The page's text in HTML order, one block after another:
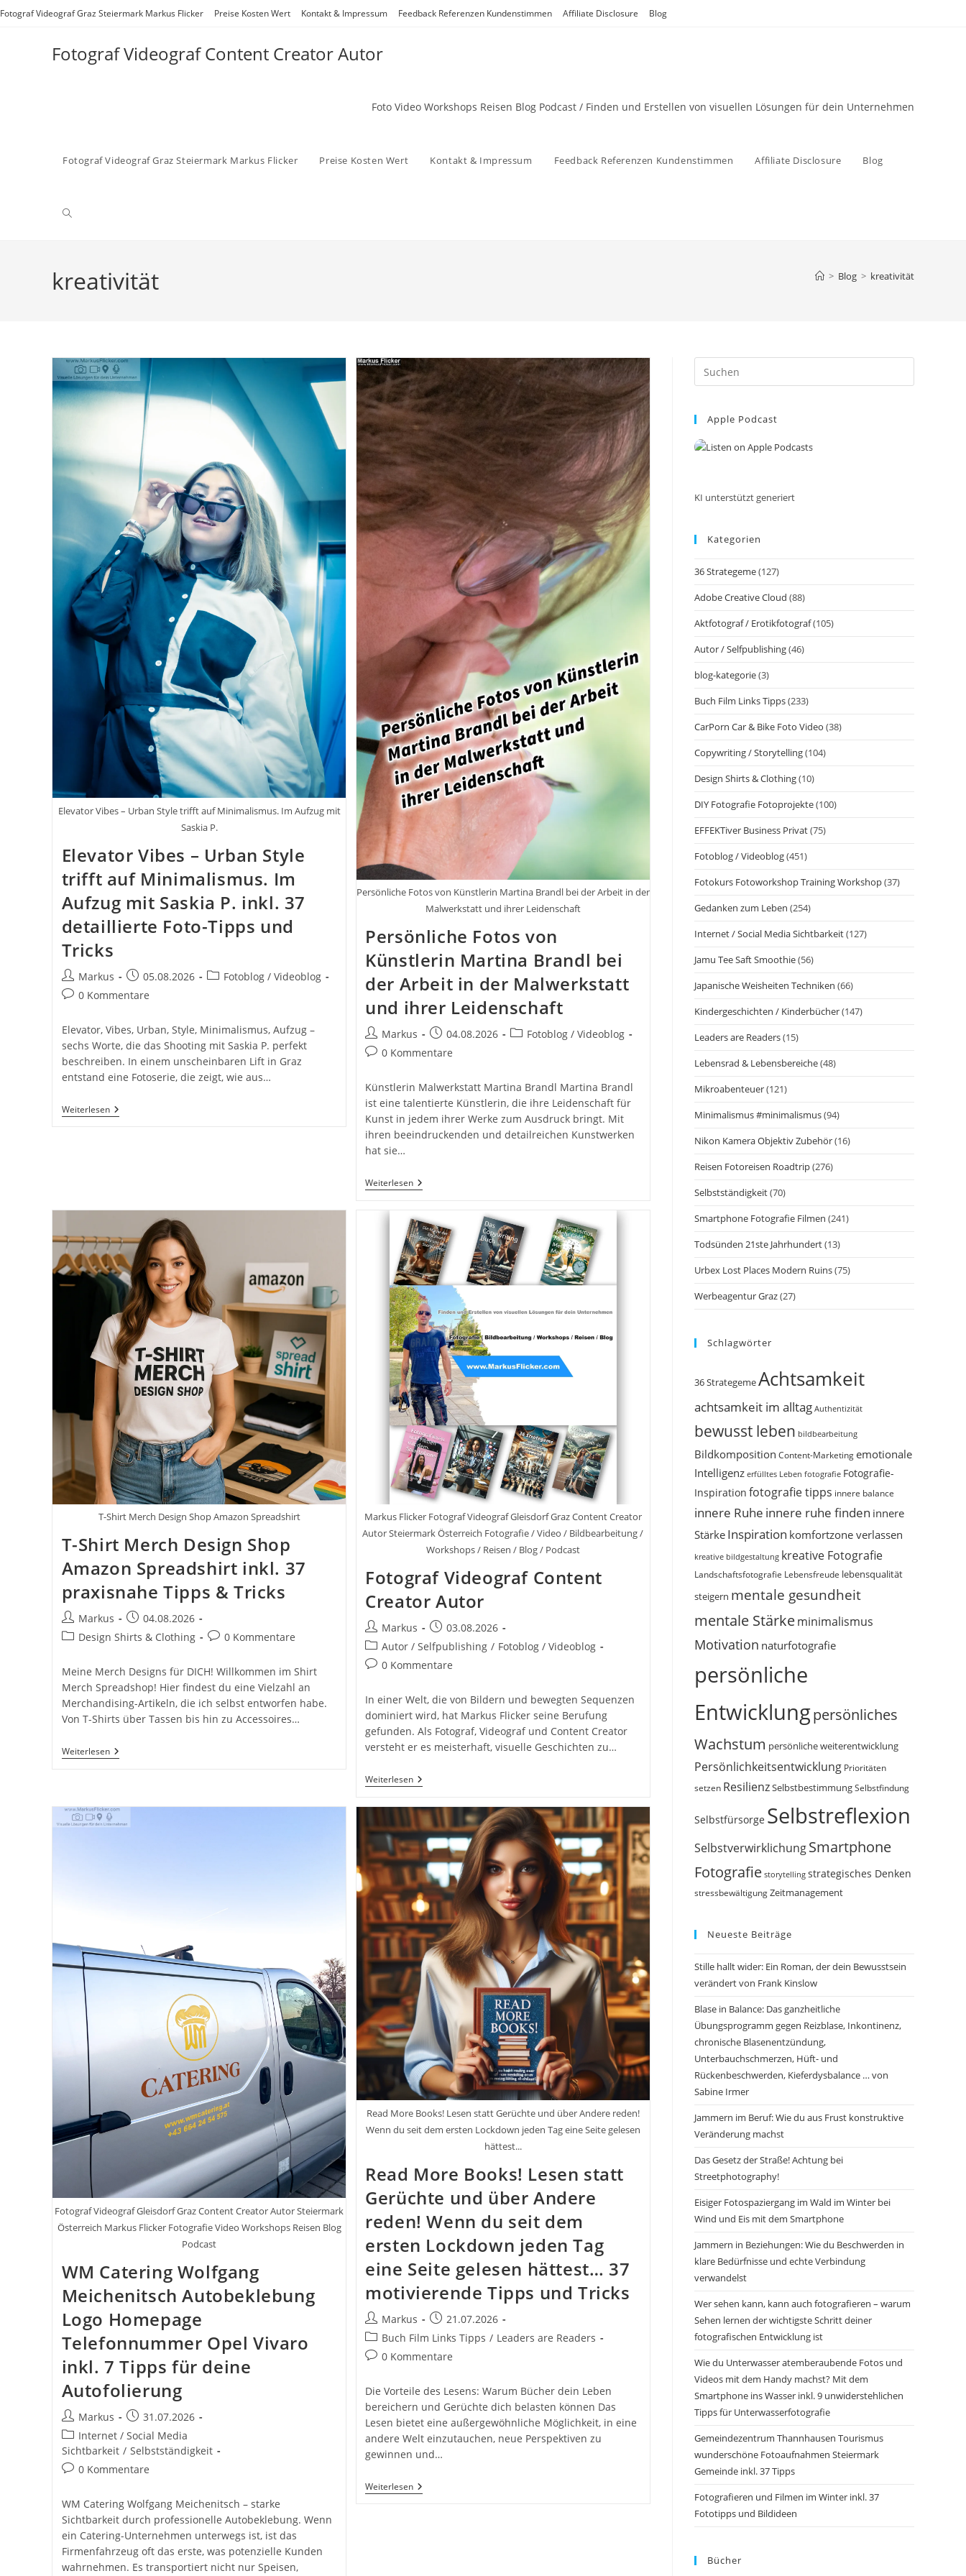
Zum
Fotograf Videograf Graz Steiermark Markus Flicker Preise Kosten Wert Kontakt & Impressum Feedback Referenzen Kundenstimmen Affiliate Disclosure Blog
Fotograf Videograf Content Creator Autor
Foto Video Workshops Reisen Blog Podcast / Finden und Erstellen von visuellen Lösungen für dein Unternehmen
Fotograf Videograf Graz Steiermark Markus Flicker Preise Kosten Wert Kontakt & Impressum Feedback Referenzen Kundenstimmen Affiliate Disclosure Blog
Website-
kreativität > Blog > kreativität
Elevator Vibes – Urban Style trifft auf Minimalismus. Im Aufzug mit
Saskia P.
Elevator Vibes – Urban Style
trifft auf Minimalismus. Im
Aufzug mit Saskia P. inkl. 37
detaillierte Foto-Tipps und
Tricks
Beitrags-
Autor:
Markus
Beitrag
veröffentlicht:
05.08.2026
Beitrags-
Fotoblog / Videoblog
Beitrags-
0 Kommentare
Elevator, Vibes, Urban, Style, Minimalismus, Aufzug –
sechs Worte, die das Shooting mit Saskia P. perfekt
beschreiben. In einem unscheinbaren Lift in Graz
entstand eine Fotoserie, die zeigt, wie aus…
WeiterlesenElevator
Vibes
Aufzug
Saskia
P.
Inkl.
37
Detaillierte
Foto-
Tipps
Und
Tricks
Persönliche Fotos von Künstlerin Martina Brandl bei der Arbeit in der
Malwerkstatt und ihrer Leidenschaft
Persönliche Fotos von
Künstlerin Martina Brandl bei
der Arbeit in der Malwerkstatt
und ihrer Leidenschaft
Beitrags-
Autor:
Markus
Beitrag
veröffentlicht:
04.08.2026
Beitrags-
Fotoblog / Videoblog
Beitrags-
0 Kommentare
Künstlerin Malwerkstatt Martina Brandl Martina Brandl
ist eine talentierte Künstlerin, die ihre Leidenschaft für
Kunst in jedem ihrer Werke zum Ausdruck bringt. Mit
ihren beeindruckenden und detailreichen Kunstwerken
hat sie…
WeiterlesenPersönliche
Fotos
Künstlerin
Martina
Brandl
Bei
Der
Arbeit
In
Der
Malwerkstatt
Und
Ihrer
Leidenschaft
T-Shirt Merch Design Shop Amazon Spreadshirt
T-Shirt Merch Design Shop
Amazon Spreadshirt inkl. 37
praxisnahe Tipps & Tricks
Beitrags-
Autor:
Markus
Beitrag
veröffentlicht:
04.08.2026
Beitrags-
Design Shirts & Clothing
Beitrags-
0 Kommentare
Meine Merch Designs für DICH! Willkommen im Shirt
Merch Spreadshop! Hier findest du eine Vielzahl an
Merchandising-Artikeln, die ich selbst entworfen habe.
Von T-Shirts über Tassen bis hin zu Accessoires…
WeiterlesenT-
Shirt
Amazon
Spreadshirt
Inkl.
Markus Flicker Fotograf Videograf Gleisdorf Graz Content Creator
Autor Steiermark Österreich Fotografie / Video / Bildbearbeitung /
Workshops / Reisen / Blog / Podcast
Fotograf Videograf Content
Creator Autor
Beitrags-
Autor:
Markus
Beitrag
veröffentlicht:
03.08.2026
Beitrags-
Kategorie:
Autor / Selfpublishing / Fotoblog / Videoblog
Beitrags-
0 Kommentare
In einer Welt, die von Bildern und bewegten Sequenzen
dominiert wird, hat Markus Flicker seine Berufung
gefunden. Als Fotograf, Videograf und Content Creator
versteht er es meisterhaft, visuelle Geschichten zu…
WeiterlesenFotograf
Videograf
Creator
Autor
Fotograf Videograf Gleisdorf Graz Content Creator Autor Steiermark
Österreich Markus Flicker Fotografie Video Workshops Reisen Blog
Podcast
WM Catering Wolfgang
Meichenitsch Autobeklebung
Logo Homepage
Telefonnummer Opel Vivaro
inkl. 7 Tipps für deine
Autofolierung
Beitrags-
Autor:
Markus
Beitrag
veröffentlicht:
31.07.2026
Beitrags-
Kategorie:
Internet / Social Media
Sichtbarkeit / Selbstständigkeit
Beitrags-
0 Kommentare
WM Catering Wolfgang Meichenitsch – starke
Sichtbarkeit durch professionelle Autobeklebung. Wenn
ein Catering-Unternehmen unterwegs ist, ist das
Firmenfahrzeug oft das erste, was potenzielle Kunden
wahrnehmen. Es transportiert nicht nur Speisen,
Read More Books! Lesen statt Gerüchte und über Andere reden!
Wenn du seit dem ersten Lockdown jeden Tag eine Seite gelesen
hättest...
Read More Books! Lesen statt
Gerüchte und über Andere
reden! Wenn du seit dem
ersten Lockdown jeden Tag
eine Seite gelesen hättest… 37
motivierende Tipps und Tricks
Beitrags-
Autor:
Markus
Beitrag
veröffentlicht:
21.07.2026
Beitrags-
Kategorie:
Buch Film Links Tipps / Leaders are Readers
Beitrags-
0 Kommentare
Die Vorteile des Lesens: Warum Bücher dein Leben
bereichern und Gerüchte dich belasten können Das
Lesen bietet eine außergewöhnliche Möglichkeit, in eine
andere Welt einzutauchen, neue Perspektiven zu
gewinnen und…
WeiterlesenRead
More
Escape
Apple Podcast
KI unterstützt generiert
Kategorien
36 Strategeme(127)
Adobe Creative Cloud (88)
Aktfotograf / Erotikfotograf(105)
Autor / Selfpublishing(46)
blog-kategorie(3)
Buch Film Links Tipps(233)
CarPorn Car & Bike Foto Video (38)
Copywriting / Storytelling(104)
Design Shirts & Clothing(10)
DIY Fotografie Fotoprojekte(100)
EFFEKTiver Business Privat(75)
Fotoblog / Videoblog(451)
Fotokurs Fotoworkshop Training Workshop(37)
Gedanken zum Leben (254)
Internet / Social Media Sichtbarkeit(127)
Jamu Tee Saft Smoothie(56)
Japanische Weisheiten Techniken (66)
Kindergeschichten / Kinderbücher(147)
Leaders are Readers(15)
Lebensrad & Lebensbereiche(48)
Mikroabenteuer(121)
Minimalismus #minimalismus(94)
Nikon Kamera Objektiv Zubehör(16)
Reisen Fotoreisen Roadtrip(276)
Selbstständigkeit(70)
Smartphone Fotografie Filmen (241)
Todsünden 21ste Jahrhundert(13)
Urbex Lost Places Modern Ruins(75)
Werbeagentur Graz(27)
Schlagwörter
36 StrategemeAchtsamkeit
achtsamkeit im alltag Authentizität
bewusst leben bildbearbeitung
Bildkomposition Content-Marketingemotionale
Intelligenz erfülltes Leben fotografie Fotografie-
Inspiration fotografie tipps innere balance
innere Ruhe innere ruhe finden innere
Stärke Inspiration komfortzone verlassen
kreative bildgestaltung kreative Fotografie
Landschaftsfotografie Lebensfreude lebensqualität
steigern mentale gesundheit
mentale Stärkeminimalismus
Motivation naturfotografie
persönliche
Entwicklungpersönliches
Wachstum persönliche weiterentwicklung
Persönlichkeitsentwicklung Prioritäten
setzen ResilienzSelbstbestimmungSelbstfindung
Selbstfürsorge Selbstreflexion
SelbstverwirklichungSmartphone
Fotografie storytelling strategisches Denken
stressbewältigung Zeitmanagement
Neueste Beiträge
Stille hallt wider: Ein Roman, der dein Bewusstsein
verändert von Frank Kinslow
Blase in Balance: Das ganzheitliche
Übungsprogramm gegen Reizblase, Inkontinenz,
chronische Blasenentzündung,
Unterbauchschmerzen, Hüft- und
Rückenbeschwerden, Kieferdysbalance … von
Sabine Irmer
Jammern im Beruf: Wie du aus Frust konstruktive
Veränderung machst
Das Gesetz der Straße! Achtung bei
Streetphotography!
Eisiger Fotospaziergang im Wald im Winter bei
Wind und Eis mit dem Smartphone
Jammern in Beziehungen: Wie du Beschwerden in
klare Bedürfnisse und echte Verbindung
verwandelst
Wer sehen kann, kann auch fotografieren – warum
Sehen lernen der wichtigste Schritt deiner
fotografischen Entwicklung ist
Wie du Unterwasser atemberaubende Fotos und
Videos mit dem Handy machst? Mit dem
Smartphone ins Wasser inkl. 9 unwiderstehlichen
Tipps für Unterwasserfotografie
Gemeindezentrum Thannhausen Tourismus
wunderschöne Fotoaufnahmen Steiermark
Gemeinde inkl. 37 Tipps
Fotografieren und Filmen im Winter inkl. 37
Fototipps und Bildideen
Bücher